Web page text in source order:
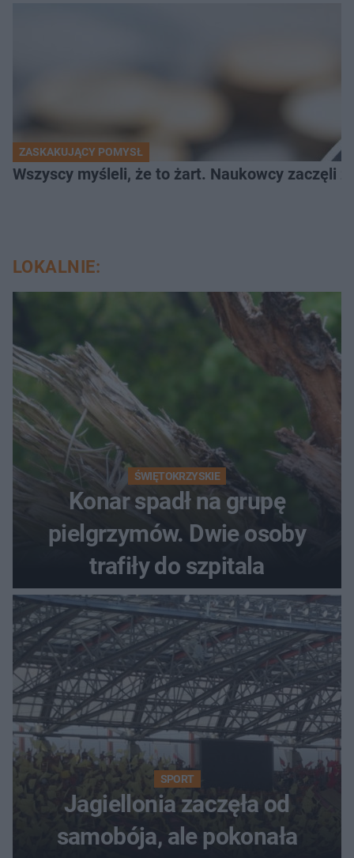
ZASKAKUJĄCY POMYSŁ
Wszyscy myśleli, że to żart. Naukowcy zaczęli
LOKALNIE:
ŚWIĘTOKRZYSKIE
Konar spadł na grupę
pielgrzymów. Dwie osoby
trafiły do szpitala
SPORT
Jagiellonia zaczęła od
samobója, ale pokonała